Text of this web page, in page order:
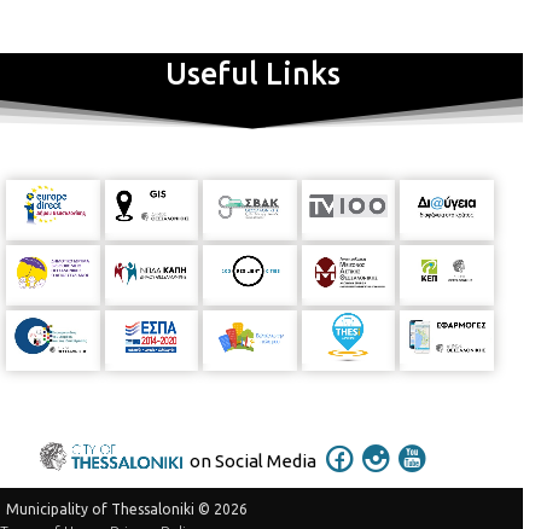
Useful Links
on Social Media
Municipality of Thessaloniki © 2026